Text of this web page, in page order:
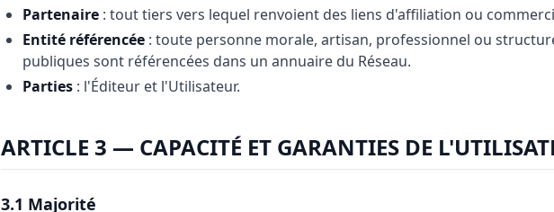
Partenaire : tout tiers vers lequel renvoient des liens d'affiliation ou
Entité référencée : toute personne morale, artisan, professionnel ou
publiques sont référencées dans un annuaire du Réseau.
Parties : l'Éditeur et l'Utilisateur.
ARTICLE 3 — CAPACITÉ ET GARANTIES DE
3.1 Majorité